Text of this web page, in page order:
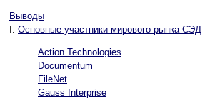
Выводы
I. Основные участники мирового рынка СЭД
Action Technologies
Documentum
FileNet
Gauss Interprise